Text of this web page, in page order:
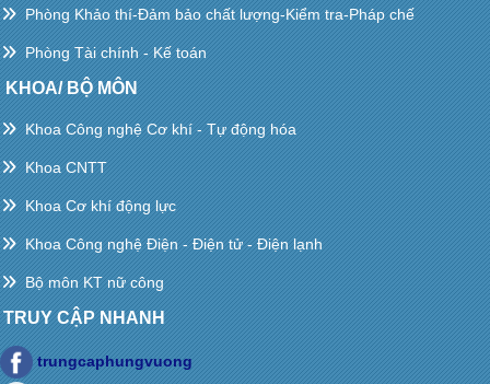
Phòng Khảo thí-Đảm bảo chất lượng-Kiểm tra-Pháp chế
Phòng Tài chính - Kế toán
KHOA/ BỘ MÔN
Khoa Công nghệ Cơ khí - Tự động hóa
Khoa CNTT
Khoa Cơ khí động lực
Khoa Công nghệ Điện - Điện tử - Điện lạnh
Bộ môn KT nữ công
TRUY CẬP NHANH
trungcaphungvuong